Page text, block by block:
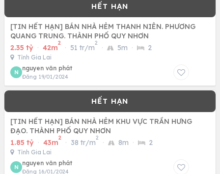
[TIN HẾT HẠN] BÁN NHÀ HẺM THANH NIÊN. PHƯƠNG
QUANG TRUNG. THÀNH PHỐ QUY NHƠN
2.35 tỷ · 42m
2
· 51 tr/m
2
· 5m · 2
Tỉnh Gia Lai
N
nguyen văn phát
Đăng 19/01/2024
[TIN HẾT HẠN] BÁN NHÀ HẺM KHU VỰC TRẦN HƯNG
ĐẠO. THÀNH PHỐ QUY NHƠN
1.85 tỷ · 43m
2
· 38 tr/m
2
· 8m · 2
Tỉnh Gia Lai
N
nguyen văn phát
Đăng 16/01/2024